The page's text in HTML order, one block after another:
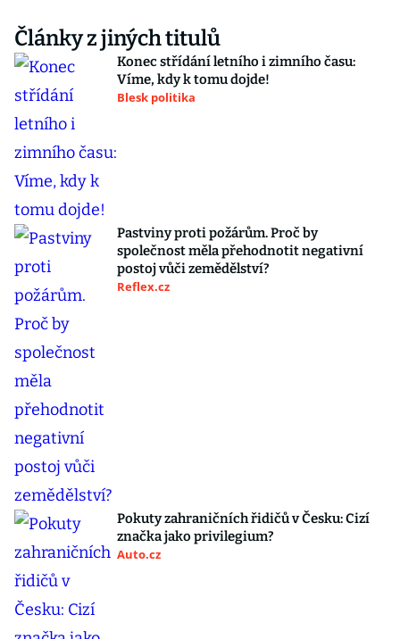
Články z jiných titulů
Konec střídání letního i zimního času:
Víme, kdy k tomu dojde!
Blesk politika
Pastviny proti požárům. Proč by
společnost měla přehodnotit negativní
postoj vůči zemědělství?
Reflex.cz
Pokuty zahraničních řidičů v Česku: Cizí
značka jako privilegium?
Auto.cz